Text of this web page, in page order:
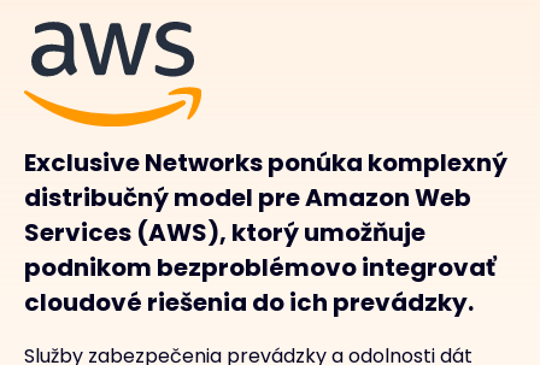
Exclusive Networks ponúka komplexný
distribučný model pre Amazon Web
Services (AWS), ktorý umožňuje
podnikom bezproblémovo integrovať
cloudové riešenia do ich prevádzky.
Služby zabezpečenia prevádzky a odolnosti dát